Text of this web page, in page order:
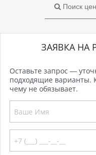
Поиск цен
ЗАЯВКА НА
Оставьте запрос —
подходящие варианты.
чему не обязывает.